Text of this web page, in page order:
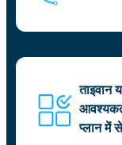
ताइवान
प्लान में